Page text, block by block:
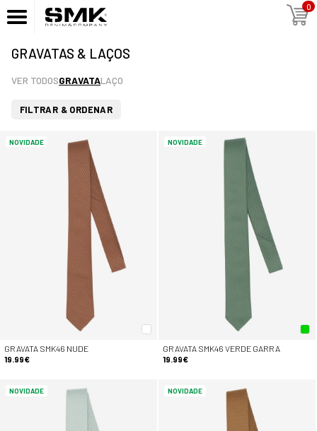
0
GRAVATAS & LAÇOS
VER TODOSGRAVATALAÇO
FILTRAR & ORDENAR
NOVIDADE
GRAVATA SMK46 NUDE
19.99€
NOVIDADE
GRAVATA SMK46 VERDE GARRA
19.99€
NOVIDADE NOVIDADE